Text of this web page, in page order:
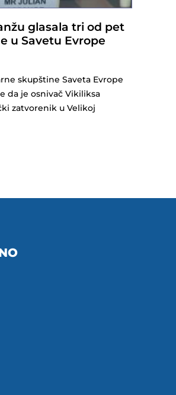
glasala tri od pet
u Savetu Evrope
skupštine Saveta Evrope
da je osnivač Vikiliksa
zatvorenik u Velikoj